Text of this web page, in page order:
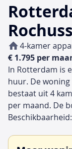
4-kamer
€ 1.795 per
In Rotterdam is
huur. De
bestaat uit 4
per maand. De